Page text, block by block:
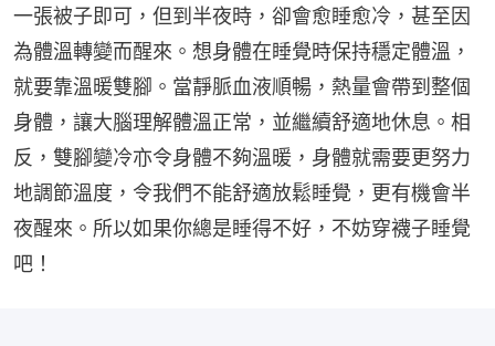
一張被子即可，但到半夜時，卻會愈睡愈冷，甚至因
為體溫轉變而醒來。想身體在睡覺時保持穩定體溫，
就要靠溫暖雙腳。當靜脈血液順暢，熱量會帶到整個
身體，讓大腦理解體溫正常，並繼續舒適地休息。相
反，雙腳變冷亦令身體不夠溫暖，身體就需要更努力
地調節溫度，令我們不能舒適放鬆睡覺，更有機會半
夜醒來。所以如果你總是睡得不好，不妨穿襪子睡覺
吧！